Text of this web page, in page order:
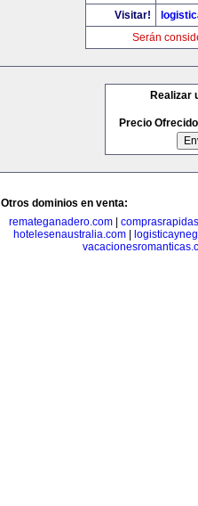
Visitar!
Serán
Realizar
Precio
Otros dominios en venta:
remateganadero.com
hotelesenaustralia.com|